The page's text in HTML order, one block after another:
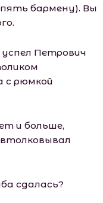
бармену). Вы
Петрович
с рюмкой
и больше,
сдалась?